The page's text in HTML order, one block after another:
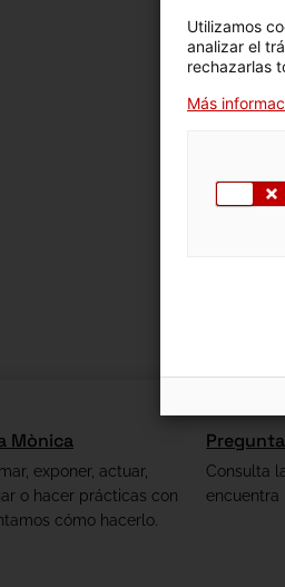
Mònica
exponer, actuar,
o hacer prácticas con
cómo hacerlo.
Consulta
encuentra
Utilizamos
analizar el
rechazarlas
Más